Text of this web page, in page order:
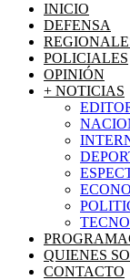
INICIO
DEFENSA
POLICIALES
OPINIÓN
+ NOTICIAS
QUIENES
CONTACTO